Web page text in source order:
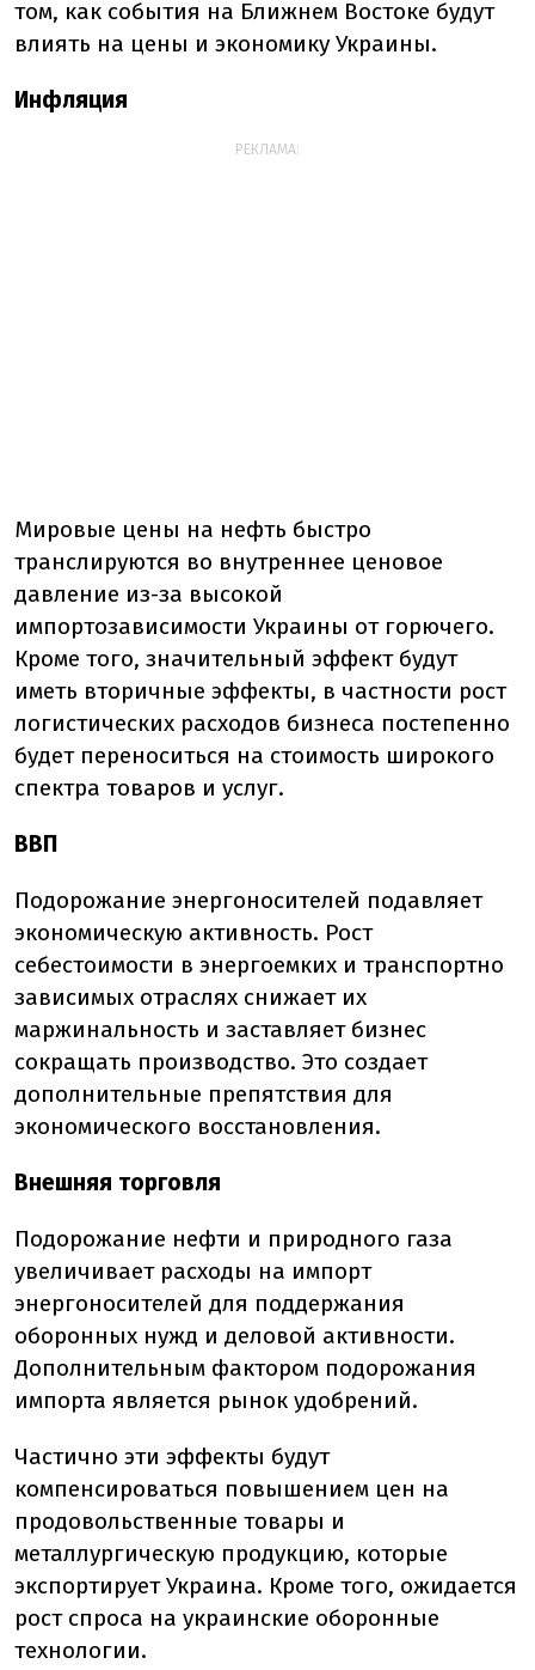
том, как события на Ближнем Востоке будут
влиять на цены и экономику Украины.
Инфляция
РЕКЛАМА:
Мировые цены на нефть быстро
транслируются во внутреннее ценовое
давление из-за высокой
импортозависимости Украины от горючего.
Кроме того, значительный эффект будут
иметь вторичные эффекты, в частности рост
логистических расходов бизнеса постепенно
будет переноситься на стоимость широкого
спектра товаров и услуг.
ВВП
Подорожание энергоносителей подавляет
экономическую активность. Рост
себестоимости в энергоемких и транспортно
зависимых отраслях снижает их
маржинальность и заставляет бизнес
сокращать производство. Это создает
дополнительные препятствия для
экономического восстановления.
Внешняя торговля
Подорожание нефти и природного газа
увеличивает расходы на импорт
энергоносителей для поддержания
оборонных нужд и деловой активности.
Дополнительным фактором подорожания
импорта является рынок удобрений.
Частично эти эффекты будут
компенсироваться повышением цен на
продовольственные товары и
металлургическую продукцию, которые
экспортирует Украина. Кроме того, ожидается
рост спроса на украинские оборонные
технологии.